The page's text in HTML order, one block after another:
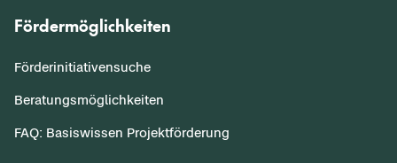
Fördermöglichkeiten
Förderinitiativensuche
Beratungsmöglichkeiten
FAQ: Basiswissen Projektförderung